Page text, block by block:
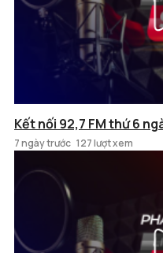
Kết nối 92,7 FM thứ 6
7 ngày trước 127 lượt xem